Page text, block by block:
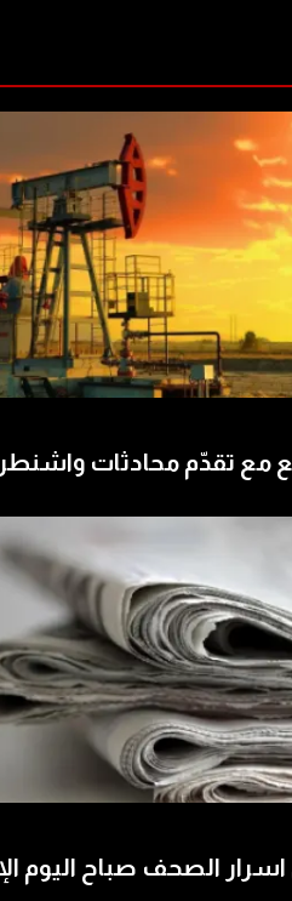
مع تقدّم محادثات
اسرار الصحف صباح اليوم